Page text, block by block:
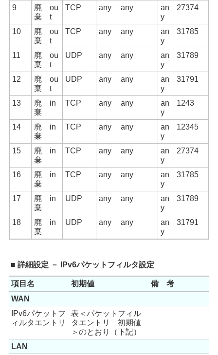
9
廃
棄
ou
t
TCP any any
an
y
27374
10
廃
棄
ou
t
TCP any any
an
y
31785
11
廃
棄
ou
t
UDP any any
an
y
31789
12
廃
棄
ou
t
UDP any any
an
y
31791
13
廃
棄
in TCP any any
an
y
1243
14
廃
棄
in TCP any any
an
y
12345
15
廃
棄
in TCP any any
an
y
27374
16
廃
棄
in TCP any any
an
y
31785
17
廃
棄
in UDP any any
an
y
31789
18
廃
棄
in UDP any any
an
y
31791
■ 詳細設定 － IPv6パケットフィルタ設定
項目名 初期値
備 考
WAN
IPv6パケットフ
ィルタエントリ
表＜パケットフィル
タエントリ 初期値
＞のとおり（下記）
LAN